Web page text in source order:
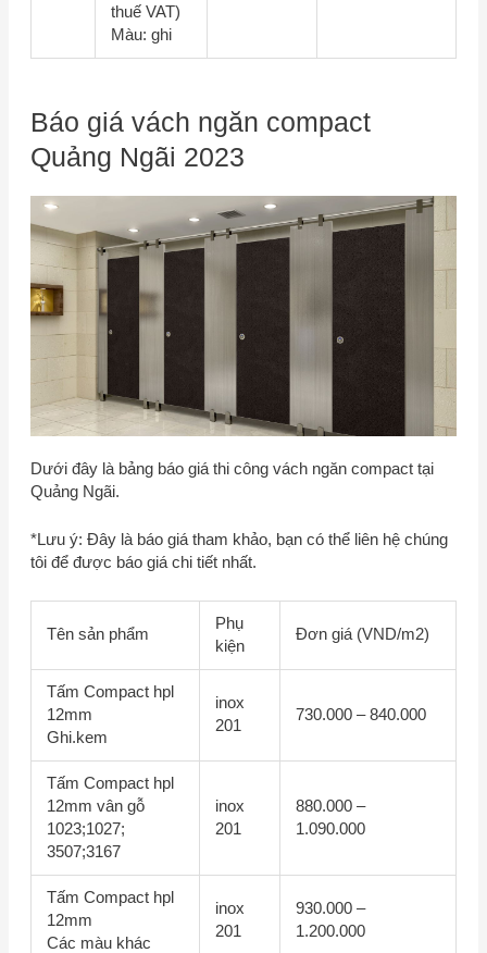
thuế VAT)
Màu: ghi
Báo giá vách ngăn compact
Quảng Ngãi 2023
Dưới đây là bảng báo giá thi công vách ngăn compact tại
Quảng Ngãi.
*Lưu ý: Đây là báo giá tham khảo, bạn có thể liên hệ chúng
tôi để được báo giá chi tiết nhất.
Tên sản phẩm
Phụ
kiện
Đơn giá (VND/m2)
Tấm Compact hpl
12mm
Ghi.kem
inox
201
730.000 – 840.000
Tấm Compact hpl
12mm vân gỗ
1023;1027;
3507;3167
inox
201
880.000 –
1.090.000
Tấm Compact hpl
12mm
Các màu khác
inox
201
930.000 –
1.200.000